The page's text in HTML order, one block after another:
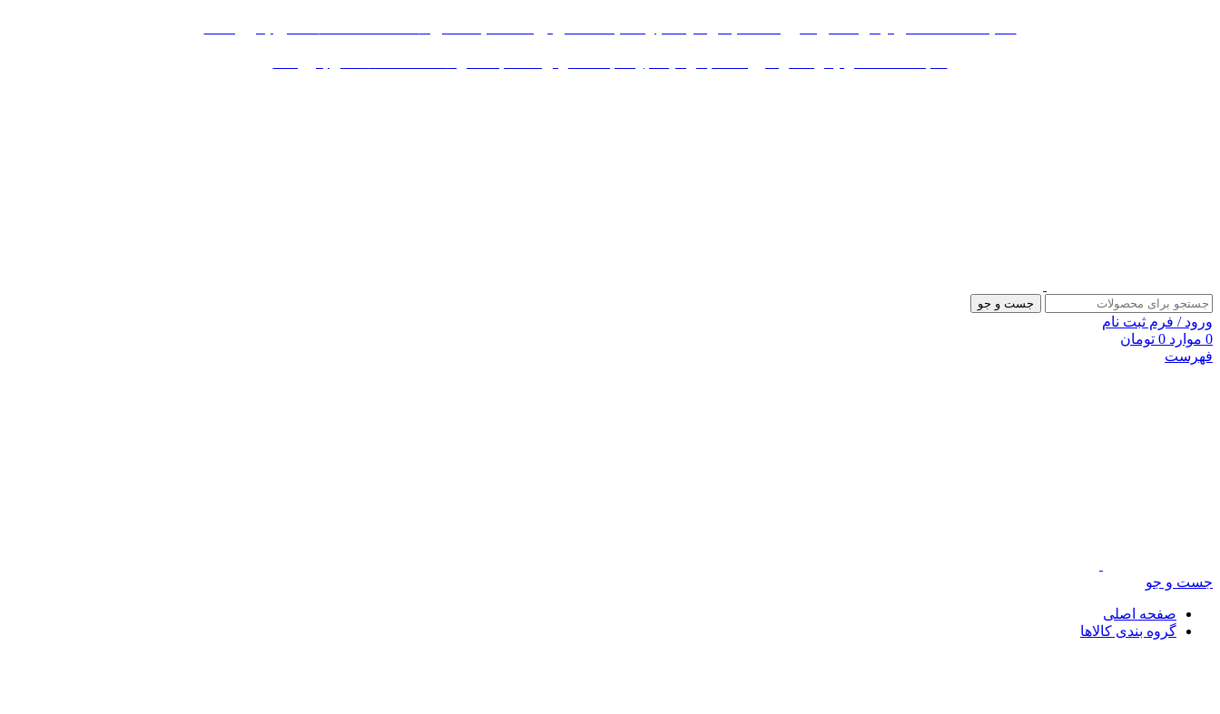
جست و جو
ورود / فرم ثبت نام
0 موارد 0 تومان
فهرست
جست و جو
صفحه اصلی
گروه بندی کالاها